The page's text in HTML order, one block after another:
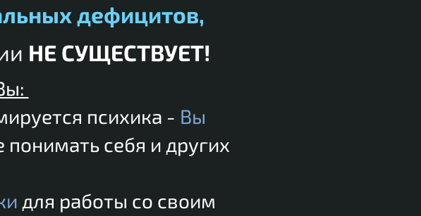
дефицитов,
НЕ СУЩЕСТВУЕТ!
психика - Вы
понимать себя и других
для работы со своим